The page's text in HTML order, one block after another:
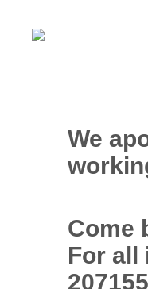
We
Come
For all